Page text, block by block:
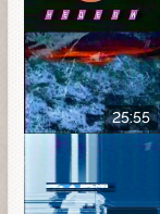
25:55